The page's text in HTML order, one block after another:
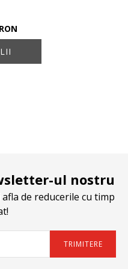
ul nostru
de reducerile cu timp
TRIMITERE